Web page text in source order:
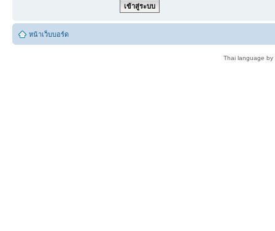
หน้าเว็บบอร์ด
Thai language by